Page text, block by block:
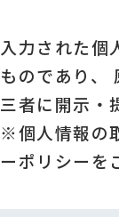
入力された個
ものであり、
三者に開示・
※個人情報の
ーポリシー を